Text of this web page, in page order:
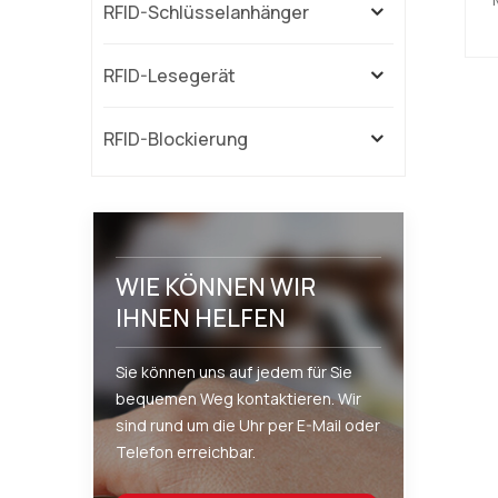
RFID-Schlüsselanhänger
RFID-Lesegerät
RFID-Blockierung
WIE KÖNNEN WIR
IHNEN HELFEN
Sie können uns auf jedem für Sie
bequemen Weg kontaktieren. Wir
sind rund um die Uhr per E-Mail oder
Telefon erreichbar.